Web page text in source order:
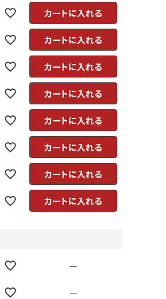
カートに入れる
カートに入れる
カートに入れる
カートに入れる
カートに入れる
カートに入れる
カートに入れる
カートに入れる
—
—